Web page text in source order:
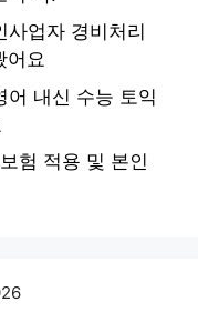
업자 경비처리
어요
어 내신 수능 토익
험 적용 및 본인